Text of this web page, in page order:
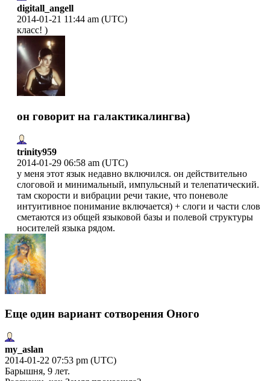
digitall_angell
2014-01-21 11:44 am (UTC)
класс! )
он говорит на галактикалингва)
trinity959
2014-01-29 06:58 am (UTC)
у меня этот язык недавно включился. он действительно
слоговой и минимальный, импульсный и телепатический.
там скорости и вибрации речи такие, что поневоле
интуитивное понимание включается) + слоги и части слов
сметаются из общей языковой базы и полевой структуры
носителей языка рядом.
Еще один вариант сотворения Оного
my_aslan
2014-01-22 07:53 pm (UTC)
Барышня, 9 лет.